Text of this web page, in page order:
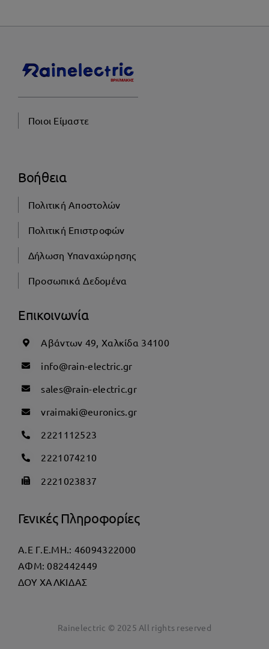
Ποιοι Είμαστε
Βοήθεια
Πολιτική Αποστολών
Πολιτική Επιστροφών
Δήλωση Υπαναχώρησης
Προσωπικά Δεδομένα
Επικοινωνία
Αβάντων 49, Χαλκίδα 34100
info@rain-electric.gr
sales@rain-electric.gr
vraimaki@euronics.gr
2221112523
2221074210
2221023837
Γενικές Πληροφορίες
Α.Ε Γ.Ε.ΜΗ.: 46094322000
AΦΜ: 082442449
ΔΟΥ ΧΑΛΚΙΔΑΣ
Rainelectric © 2025 All rights reserved